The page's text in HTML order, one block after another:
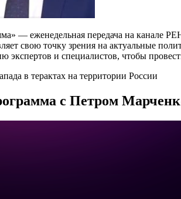
— еженедельная передача на канале
свою точку зрения на актуальные
экспертов и специалистов, чтобы
в терактах на территории России
с Петром